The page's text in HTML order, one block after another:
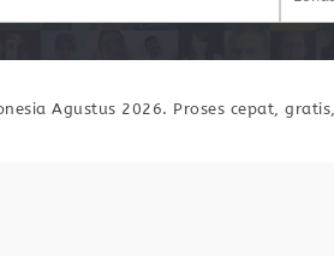
Agustus 2026. Proses cepat,